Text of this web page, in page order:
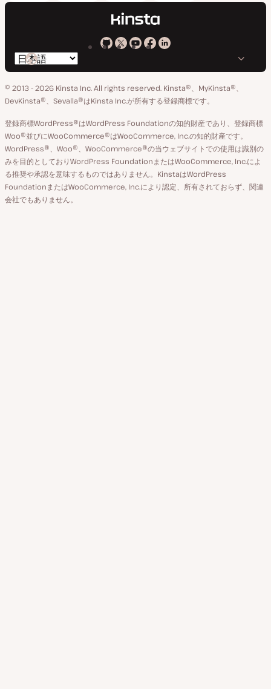
Kinsta
GitHub
Kinsta
X
ア
カ
ウ
ン
ト
Kinsta
YouTube
Kinsta
Facebook
Kinsta
LinkedIn
ペ
ー
ジ
言
語
の
り
替
え
© 2013 - 2026 Kinsta Inc. All rights reserved. Kinsta®、MyKinsta®、
DevKinsta®、Sevalla®はKinsta Inc.が所有する登録商標です。
登録商標WordPress®はWordPress Foundationの知的財産であり、登録商標
Woo®並びにWooCommerce®はWooCommerce, Inc.の知的財産です。
WordPress®、Woo®、WooCommerce®の当ウェブサイトでの使用は識別の
みを目的としておりWordPress FoundationまたはWooCommerce, Inc.によ
る推奨や承認を意味するものではありません。KinstaはWordPress
FoundationまたはWooCommerce, Inc.により認定、所有されておらず、関連
会社でもありません。